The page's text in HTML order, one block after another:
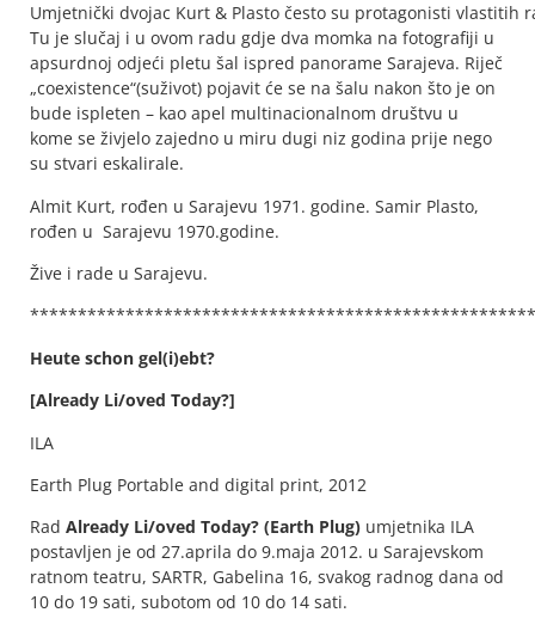
Umjetnički dvojac Kurt & Plasto često su protagonisti vlastitih
Tu je slučaj i u ovom radu gdje dva momka na fotografiji u
apsurdnoj odjeći pletu šal ispred panorame Sarajeva. Riječ
„coexistence“(suživot) pojavit će se na šalu nakon što je on
bude ispleten – kao apel multinacionalnom društvu u
kome se živjelo zajedno u miru dugi niz godina prije nego
su stvari eskalirale.
Almit Kurt, rođen u Sarajevu 1971. godine. Samir Plasto,
rođen u Sarajevu 1970.godine.
Žive i rade u Sarajevu.
Heute schon gel(i)ebt?
[Already Li/oved Today?]
ILA
Earth Plug Portable and digital print, 2012
Rad Already Li/oved Today? (Earth Plug) umjetnika ILA
postavljen je od 27.aprila do 9.maja 2012. u Sarajevskom
ratnom teatru, SARTR, Gabelina 16, svakog radnog dana od
10 do 19 sati, subotom od 10 do 14 sati.